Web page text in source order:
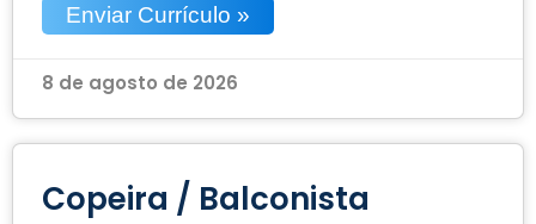
Enviar Currículo »
8 de agosto de 2026
Copeira / Balconista